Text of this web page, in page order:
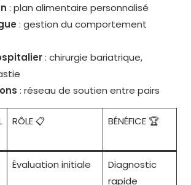
: plan alimentaire personnalisé
: gestion du comportement
: chirurgie bariatrique,
: réseau de soutien entre pairs
RÔLE 📋 BÉNÉFICE 🏆
Évaluation initiale
Diagnostic
rapide